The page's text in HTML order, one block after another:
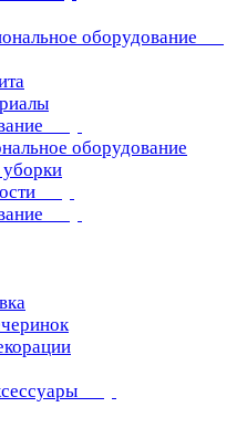
оборудование
оборудование